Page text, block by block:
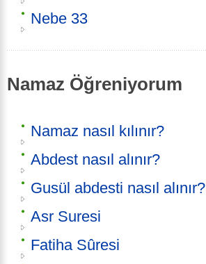
Nebe 33
Namaz Öğreniyorum
Namaz nasıl kılınır?
Abdest nasıl alınır?
Gusül abdesti nasıl alınır?
Asr Suresi
Fatiha Sûresi